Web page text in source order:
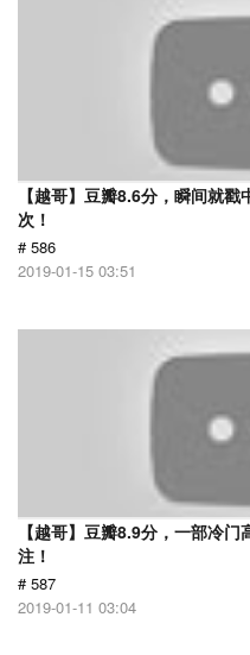
【越哥】豆瓣8.6分，瞬间就
次！
# 586
2019-01-15 03:51
【越哥】豆瓣8.9分，一部冷
注！
# 587
2019-01-11 03:04